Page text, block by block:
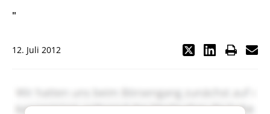
"
12. Juli 2012